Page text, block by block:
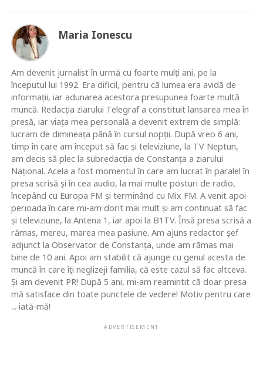
Maria Ionescu
Am devenit jurnalist în urmă cu foarte mulţi ani, pe la
începutul lui 1992. Era dificil, pentru că lumea era avidă de
informaţii, iar adunarea acestora presupunea foarte multă
muncă. Redacţia ziarului Telegraf a constituit lansarea mea în
presă, iar viaţa mea personală a devenit extrem de simplă:
lucram de dimineaţa până în cursul nopţii. După vreo 6 ani,
timp în care am început să fac şi televiziune, la TV Neptun,
am decis să plec la subredacţia de Constanţa a ziarului
Naţional. Acela a fost momentul în care am lucrat în paralel în
presa scrisă şi în cea audio, la mai multe posturi de radio,
începând cu Europa FM şi terminând cu Mix FM. A venit apoi
perioada în care mi-am dorit mai mult şi am continuat să fac
şi televiziune, la Antena 1, iar apoi la B1TV. Însă presa scrisă a
rămas, mereu, marea mea pasiune. Am ajuns redactor şef
adjunct la Observator de Constanţa, unde am rămas mai
bine de 10 ani. Apoi am stabilit că ajunge cu genul acesta de
muncă în care îţi neglizeji familia, că este cazul să fac altceva.
Şi am devenit PR! După 5 ani, mi-am reamintit că doar presa
mă satisface din toate punctele de vedere! Motiv pentru care
... iată-mă!
ADVERTISEMENT